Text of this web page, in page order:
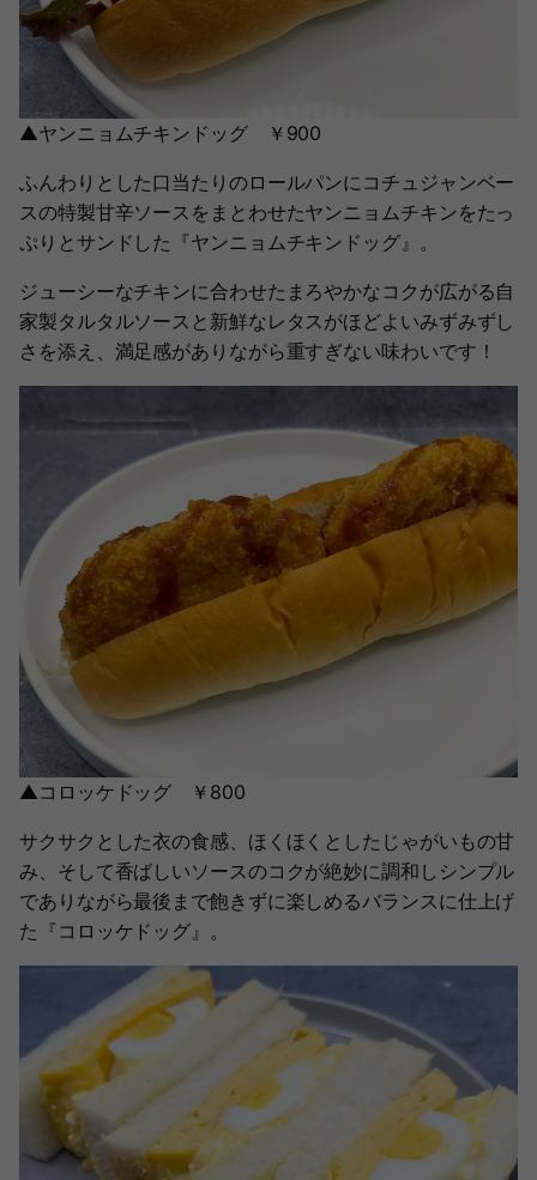
▲ヤンニョムチキンドッグ ￥900
ふんわりとした口当たりのロールパンにコチュジャンベー
スの特製甘辛ソースをまとわせたヤンニョムチキンをたっ
ぷりとサンドした『ヤンニョムチキンドッグ』。
ジューシーなチキンに合わせたまろやかなコクが広がる自
家製タルタルソースと新鮮なレタスがほどよいみずみずし
さを添え、満足感がありながら重すぎない味わいです！
▲コロッケドッグ ￥800
サクサクとした衣の食感、ほくほくとしたじゃがいもの甘
み、そして香ばしいソースのコクが絶妙に調和しシンプル
でありながら最後まで飽きずに楽しめるバランスに仕上げ
た『コロッケドッグ』。